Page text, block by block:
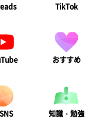
TikTok
おすすめ
知識・勉強